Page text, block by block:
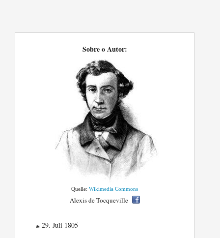
Sobre o Autor:
Quelle:Wikimedia Commons
Alexis de Tocqueville
* 29. Juli 1805